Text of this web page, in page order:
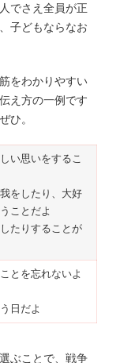
でさえ全員が正
子どもならなお
をわかりやすい
え方の一例です
ひ。
い思いをするこ
をしたり、大好
ことだよ
たりすることが
とを忘れないよ
日だよ
ぶことで、戦争